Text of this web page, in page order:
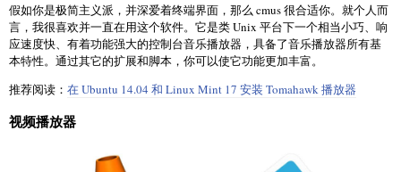
假如你是极简主义派，并深爱着终端界面，那么 cmus 很合适你。就个人而
言，我很喜欢并一直在用这个软件。它是类 Unix 平台下一个相当小巧、响
应速度快、有着功能强大的控制台音乐播放器，具备了音乐播放器所有基
本特性。通过其它的扩展和脚本，你可以使它功能更加丰富。
推荐阅读： 在 Ubuntu 14.04 和 Linux Mint 17 安装 Tomahawk 播放器
视频播放器